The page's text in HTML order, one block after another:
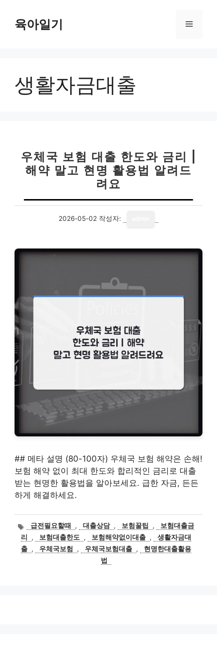
육아일기 메
생활자금대출
우체국 보험 대출 한도와 금리 |
해약 말고 현명 활용법 알려드
려요
2026-05-02 작성자:
## 메타 설명 (80-100자) 우체국 보험 해약은 손해!
보험 해약 없이 최대 한도와 합리적인 금리로 대출
받는 현명한 활용법을 알아보세요. 급한 자금, 든든
하게 해결하세요.
태
그
급전필요할때 , 대출상담 , 보험꿀팁 ,
보험대출금
리
, 보험대출한도 , 보험해약없이대출 ,
생활자금대
출 , 우체국보험 , 우체국보험대출 ,
현명한대출활용
법